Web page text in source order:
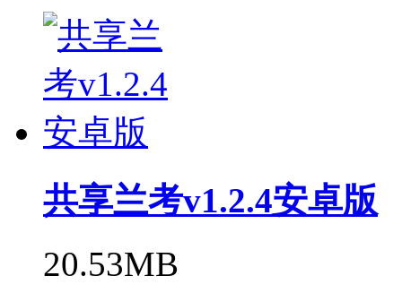
共享兰考v1.2.4安卓版
20.53MB